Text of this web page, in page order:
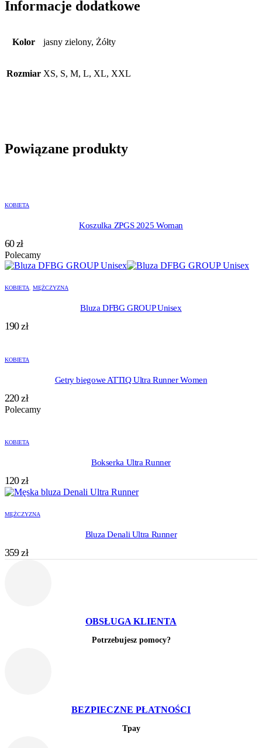
Informacje dodatkowe
Kolor jasny zielony, Żółty
Rozmiar XS, S, M, L, XL, XXL
Powiązane produkty
KOBIETA
Koszulka ZPGS 2025 Woman
60zł
Polecamy
KOBIETA, MĘŻCZYZNA
Bluza DFBG GROUP Unisex
190zł
KOBIETA
Getry biegowe ATTIQ Ultra Runner Women
220zł
Polecamy
KOBIETA
Bokserka Ultra Runner
120zł
MĘŻCZYZNA
Bluza Denali Ultra Runner
359zł
OBSŁUGA KLIENTA
Potrzebujesz pomocy?
BEZPIECZNE PŁATNOŚCI
Tpay